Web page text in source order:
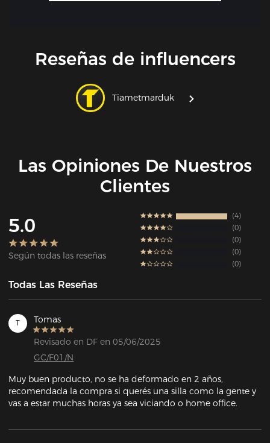
Reseñas de influencers
Tiametmarduk
Las Opiniones De Nuestros
Clientes
5.0
Según todas las reseñas
4
0
0
0
0
Todas Las Reseñas
T Tomas
Revisado en DF en 05/06/2025
GC/F01/N
Muy buen producto, no se ha deformado en 2 años,
recomendada la compra si querés una silla como la gente y
vas a estar muchas horas ya sea viciando o home office.